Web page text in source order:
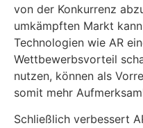
von der Konkurrenz
umkämpften Markt
Technologien wie AR
Wettbewerbsvorteil
nutzen, können als
somit mehr
Schließlich verbessert